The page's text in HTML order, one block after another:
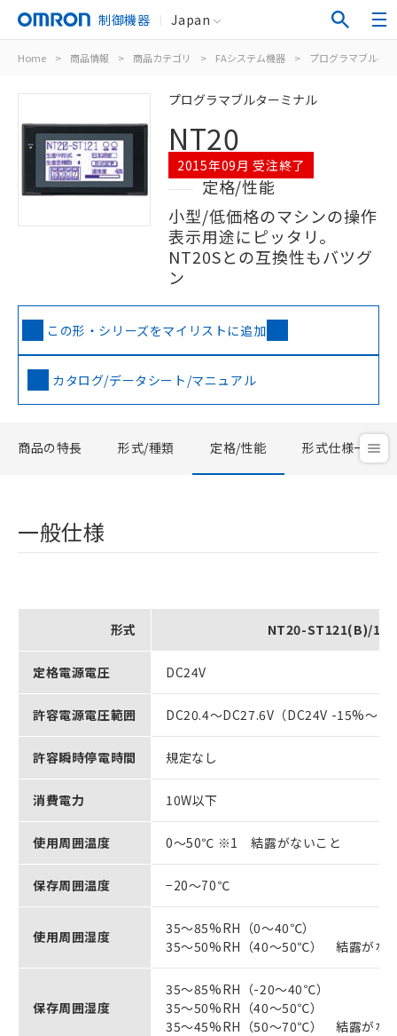
制御機器 Japan
Home > 商品情報 > 商品カテゴリ > FAシステム機器 > プログラマブルタ
プログラマブルターミナル
NT20
2015年09月 受注終了
定格/性能
小型/低価格のマシンの操作
表示用途にピッタリ。
NT20Sとの互換性もバツグ
ン
この形・シリーズをマイリストに追加
カタログ/データシート/マニュアル
商品の特長 形式/種類 定格/性能 形式仕様一覧
一般仕様
形式 NT20-ST121(B)/
定格電源電圧 DC24V
許容電源電圧範囲 DC20.4～DC27.6V（DC24V -15%～＋
許容瞬時停電時間 規定なし
消費電力 10W以下
使用周囲温度 0～50℃ ※1 結露がないこと
保存周囲温度 −20～70℃
使用周囲湿度
35～85%RH（0～40℃）
35～50%RH（40～50℃） 結露がな
保存周囲湿度
35～85%RH（-20～40℃）
35～50%RH（40～50℃）
35～45%RH（50～70℃） 結露がな